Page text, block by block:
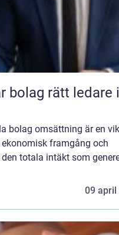
bolag omsättning är en
framgång och
totala intäkt som
09 april